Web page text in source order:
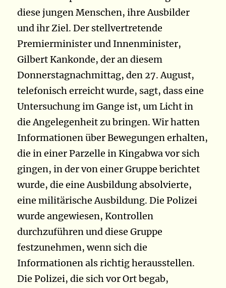
diese jungen Menschen, ihre Ausbilder
und ihr Ziel.Der stellvertretende
Premierminister und Innenminister,
Gilbert Kankonde, der an diesem
Donnerstagnachmittag, den 27. August,
telefonisch erreicht wurde, sagt, dass eine
Untersuchung im Gange ist, um Licht in
die Angelegenheit zu bringen. Wir hatten
Informationen über Bewegungen erhalten,
die in einer Parzelle in Kingabwa vor sich
gingen, in der von einer Gruppe berichtet
wurde, die eine Ausbildung absolvierte,
eine militärische Ausbildung. Die Polizei
wurde angewiesen, Kontrollen
durchzuführen und diese Gruppe
festzunehmen, wenn sich die
Informationen als richtig herausstellen.
Die Polizei, die sich vor Ort begab,